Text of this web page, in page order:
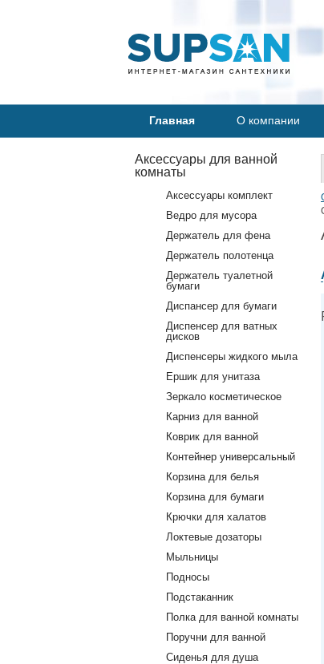
Главная О компании
Аксессуары для ванной
комнаты
Аксессуары комплект
Ведро для мусора
Держатель для фена
Держатель полотенца
Держатель туалетной
бумаги
Диспансер для бумаги
Диспенсер для ватных
дисков
Диспенсеры жидкого мыла
Ершик для унитаза
Зеркало косметическое
Карниз для ванной
Коврик для ванной
Контейнер универсальный
Корзина для белья
Корзина для бумаги
Крючки для халатов
Локтевые дозаторы
Мыльницы
Подносы
Подстаканник
Полка для ванной комнаты
Поручни для ванной
Сиденья для душа